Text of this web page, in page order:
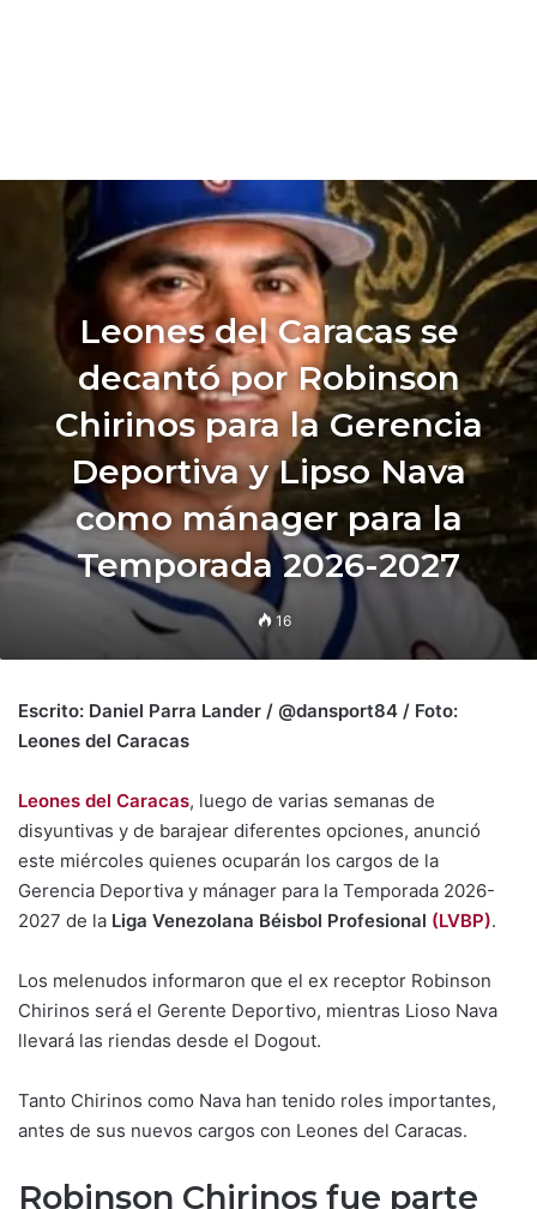
Leones del Caracas se
decantó por Robinson
Chirinos para la Gerencia
Deportiva y Lipso Nava
como mánager para la
Temporada 2026-2027
16
Escrito: Daniel Parra Lander / @dansport84 / Foto:
Leones del Caracas
Leones del Caracas, luego de varias semanas de
disyuntivas y de barajear diferentes opciones, anunció
este miércoles quienes ocuparán los cargos de la
Gerencia Deportiva y mánager para la Temporada 2026-
2027 de la Liga Venezolana Béisbol Profesional (LVBP).
Los melenudos informaron que el ex receptor Robinson
Chirinos será el Gerente Deportivo, mientras Lioso Nava
llevará las riendas desde el Dogout.
Tanto Chirinos como Nava han tenido roles importantes,
antes de sus nuevos cargos con Leones del Caracas.
Robinson Chirinos fue parte